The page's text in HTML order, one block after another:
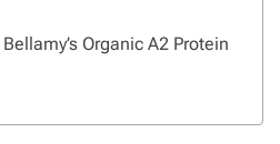
Organic A2 Protein